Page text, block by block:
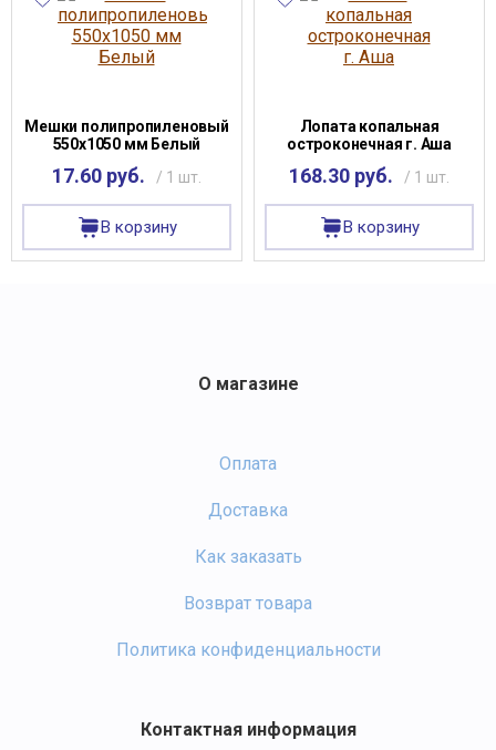
Мешки полипропиленовый
550х1050 мм Белый
17.60 руб. / 1 шт.
В корзину
Лопата копальная
остроконечная г. Аша
168.30 руб. / 1 шт.
В корзину
О магазине
Оплата
Доставка
Как заказать
Возврат товара
Политика конфиденциальности
Контактная информация